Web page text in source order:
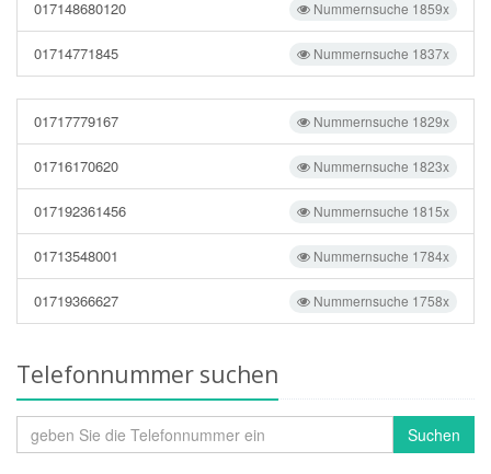
Nummernsuche 1859x
017148680120
Nummernsuche 1837x
01714771845
Nummernsuche 1829x
01717779167
Nummernsuche 1823x
01716170620
Nummernsuche 1815x
017192361456
Nummernsuche 1784x
01713548001
Nummernsuche 1758x
01719366627
Telefonnummer suchen
Suchen